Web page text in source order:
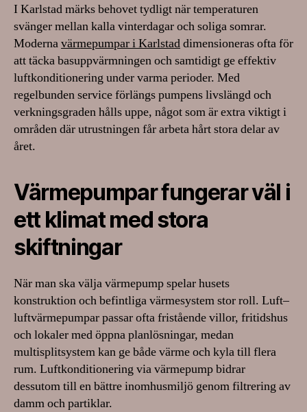
I Karlstad märks behovet tydligt när temperaturen
svänger mellan kalla vinterdagar och soliga somrar.
Modernavärmepumpar i Karlstaddimensioneras ofta för
att täcka basuppvärmningen och samtidigt ge effektiv
luftkonditionering under varma perioder. Med
regelbunden service förlängs pumpens livslängd och
verkningsgraden hålls uppe, något som är extra viktigt i
områden där utrustningen får arbeta hårt stora delar av
året.
Värmepumpar fungerar väl i
ett klimat med stora
skiftningar
När man ska välja värmepump spelar husets
konstruktion och befintliga värmesystem stor roll. Luft–
luftvärmepumpar passar ofta fristående villor, fritidshus
och lokaler med öppna planlösningar, medan
multisplitsystem kan ge både värme och kyla till flera
rum. Luftkonditionering via värmepump bidrar
dessutom till en bättre inomhusmiljö genom filtrering av
damm och partiklar.